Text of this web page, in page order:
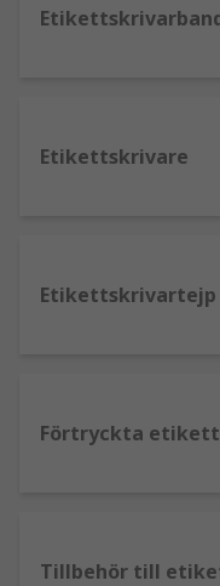
Etikettskrivare
Etikettskrivartejp
Förtryckta
Tillbehör till